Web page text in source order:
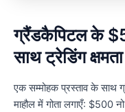
ग्रैंडकैपिटल के
साथ ट्रेडिंग
एक सम्मोहक प्रस्ताव के साथ
माहौल में गोता लगाएँ: $500